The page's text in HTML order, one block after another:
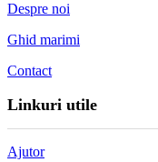
Despre noi
Ghid marimi
Contact
Linkuri utile
Ajutor